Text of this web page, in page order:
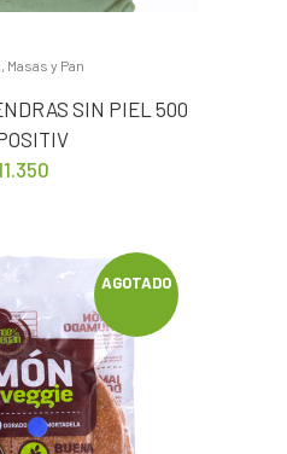
Masas y Pan
SIN PIEL 500
AGOTADO